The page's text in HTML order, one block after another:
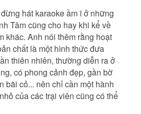
hát karaoke ầm ĩ ở những
Tâm cũng cho hay khi kể về
khác. Anh nói thêm rằng hoạt
chất là một hình thức đưa
thiên nhiên, thường diễn ra ở
có phong cảnh đẹp, gần bờ
bãi cỏ... nên chỉ cần một hành
của các trại viên cũng có thể